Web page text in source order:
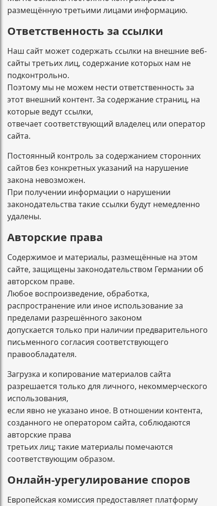
размещённую третьими лицами информацию.
Ответственность за ссылки
Наш сайт может содержать ссылки на внешние веб-
сайты третьих лиц, содержание которых нам не
подконтрольно.
Поэтому мы не можем нести ответственность за
этот внешний контент. За содержание страниц, на
которые ведут ссылки,
отвечает соответствующий владелец или оператор
сайта.
Постоянный контроль за содержанием сторонних
сайтов без конкретных указаний на нарушение
закона невозможен.
При получении информации о нарушении
законодательства такие ссылки будут немедленно
удалены.
Авторские права
Содержимое и материалы, размещённые на этом
сайте, защищены законодательством Германии об
авторском праве.
Любое воспроизведение, обработка,
распространение или иное использование за
пределами разрешённого законом
допускается только при наличии предварительного
письменного согласия соответствующего
правообладателя.
Загрузка и копирование материалов сайта
разрешается только для личного, некоммерческого
использования,
если явно не указано иное. В отношении контента,
созданного не оператором сайта, соблюдаются
авторские права
третьих лиц; такие материалы помечаются
соответствующим образом.
Онлайн-урегулирование споров
Европейская комиссия предоставляет платформу